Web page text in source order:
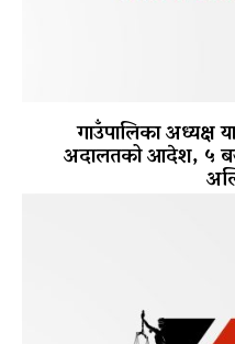
गाउँपालिका अध्यक्ष
अदालतको आदेश, ५